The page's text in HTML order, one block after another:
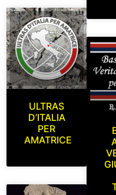
ULTRAS
D’ITALIA
PER
AMATRICE